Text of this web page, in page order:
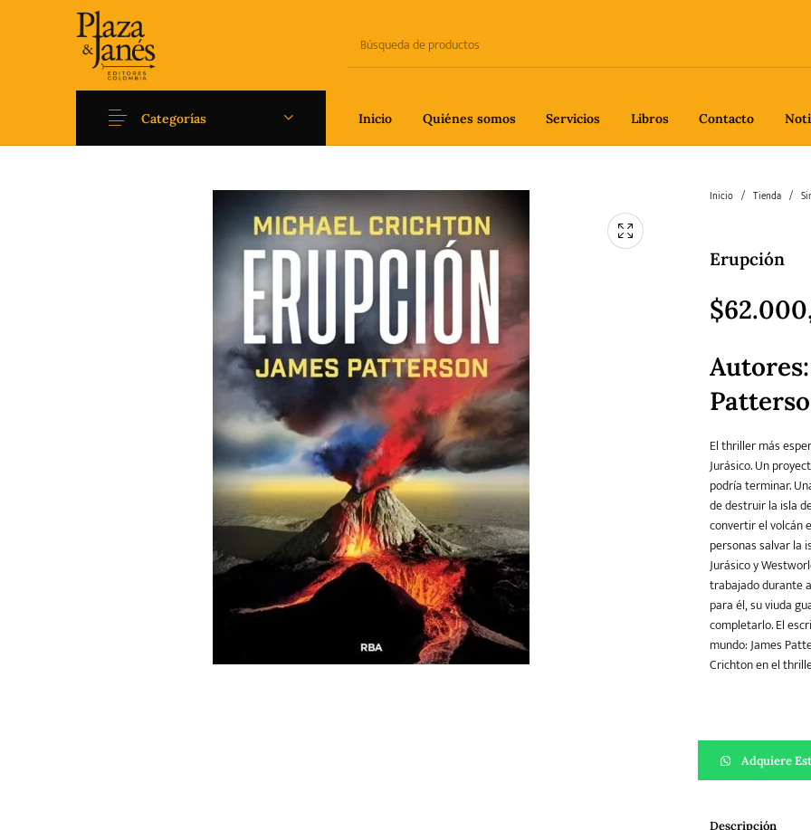
Inicio Quiénes somos Servicios Libros Contacto
Categorías
Ficción Filosofía
Literatura universal y
Clásicos
Pedagogía Poesía
Teatro Young Adult
Inicio / Tienda /
Erupción
$
El thriller más
Jurásico. Un
podría terminar.
de destruir la isla
convertir el volcán
personas salvar la
Jurásico y
trabajado durante
para él, su viuda
completarlo. El
mundo: James
Crichton en el
Adquiere
Descripción